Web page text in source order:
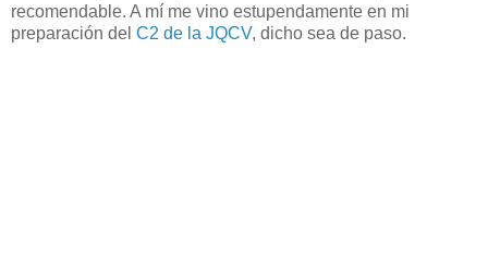
recomendable. A mí me vino estupendamente en mi
preparación del C2 de la JQCV, dicho sea de paso.